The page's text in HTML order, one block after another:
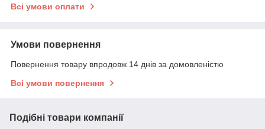
Всі умови оплати
Умови повернення
Повернення товару впродовж 14 днів за домовленістю
Всі умови повернення
Подібні товари компанії